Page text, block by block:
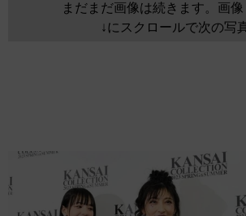
まだまだ画像は続きます。画像
↓にスクロールで次の写